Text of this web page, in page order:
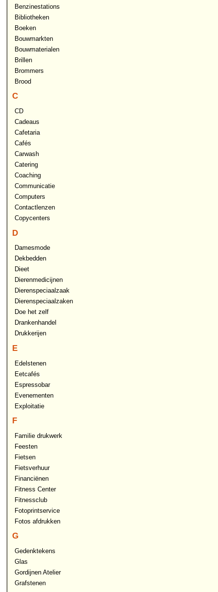
Benzinestations
Bibliotheken
Boeken
Bouwmarkten
Bouwmaterialen
Brillen
Brommers
Brood
C
CD
Cadeaus
Cafetaria
Cafés
Carwash
Catering
Coaching
Communicatie
Computers
Contactlenzen
Copycenters
D
Damesmode
Dekbedden
Dieet
Dierenmedicijnen
Dierenspeciaalzaak
Dierenspeciaalzaken
Doe het zelf
Drankenhandel
Drukkerijen
E
Edelstenen
Eetcafés
Espressobar
Evenementen
Exploitatie
F
Familie drukwerk
Feesten
Fietsen
Fietsverhuur
Financiënen
Fitness Center
Fitnessclub
Fotoprintservice
Fotos afdrukken
G
Gedenktekens
Glas
Gordijnen Atelier
Grafstenen